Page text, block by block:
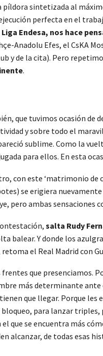
píldora sintetizada al
perfecta en el
Endesa, nos hace
Anadolu Efes, el CsKA
y de la cita). Pero
.
que tuvimos ocasión de
y sobre todo el
pareció sublime. Como la
para ellos. En esta
con este ‘matrimonio de
se erigiera
pero ambas sensaciones
salta Rudy
balear. Y donde los
retoma el Real Madrid con
que presenciamos.
más determinante ante
que llegar. Porque les
para lanzar triples,
que se encuentra más
alcanzar, de todas esas